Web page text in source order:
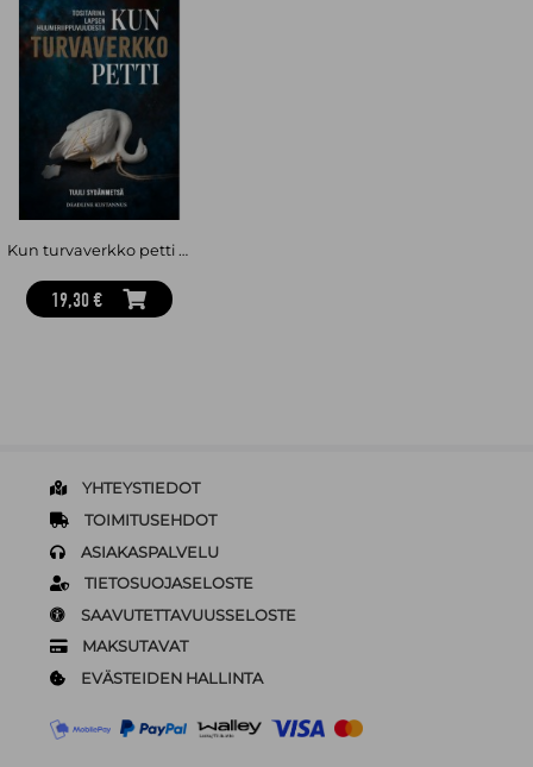
Kun turvaverkko petti : tositarina lapsen huumeriippuvuudesta
19,30 €
YHTEYSTIEDOT
TOIMITUSEHDOT
ASIAKASPALVELU
TIETOSUOJASELOSTE
SAAVUTETTAVUUSSELOSTE
MAKSUTAVAT
EVÄSTEIDEN HALLINTA